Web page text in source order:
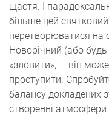
щастя. І
більше цей
перетворюватися на
Новорічний (або
«зловити», — він
проступити.
балансу докладених
створенні атмосфери